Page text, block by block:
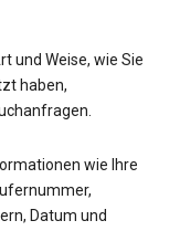
und Weise, wie Sie
haben,
wie Ihre
Datum und